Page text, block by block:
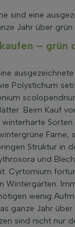
sind eine
Jahr über grün
– grün
Polystichum
Beim Kauf
Sorten
Farne,
Struktur in
und
Cyrtomium
Wintergarten.
wenig
ganze Jahr
sind nicht nur